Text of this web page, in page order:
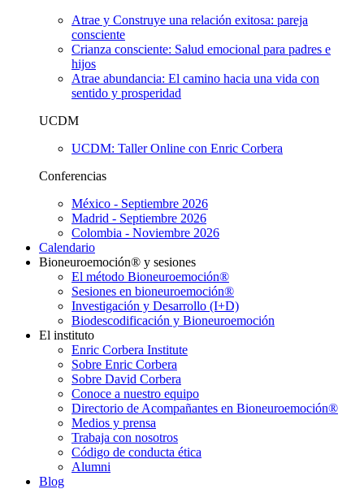
Atrae y Construye una relación exitosa: pareja
consciente
Crianza consciente: Salud emocional para padres e
hijos
Atrae abundancia: El camino hacia una vida con
sentido y prosperidad
UCDM
UCDM: Taller Online con Enric Corbera
Conferencias
México - Septiembre 2026
Madrid - Septiembre 2026
Colombia - Noviembre 2026
Calendario
Bioneuroemoción® y sesiones
El método Bioneuroemoción®
Sesiones en bioneuroemoción®
Investigación y Desarrollo (I+D)
Biodescodificación y Bioneuroemoción
El instituto
Enric Corbera Institute
Sobre Enric Corbera
Sobre David Corbera
Conoce a nuestro equipo
Directorio de Acompañantes en Bioneuroemoción®
Medios y prensa
Trabaja con nosotros
Código de conducta ética
Alumni
Blog